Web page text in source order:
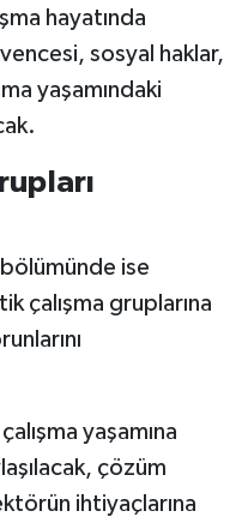
hayatında
sosyal haklar,
yaşamındaki
ise
çalışma gruplarına
yaşamına
çözüm
ihtiyaçlarına